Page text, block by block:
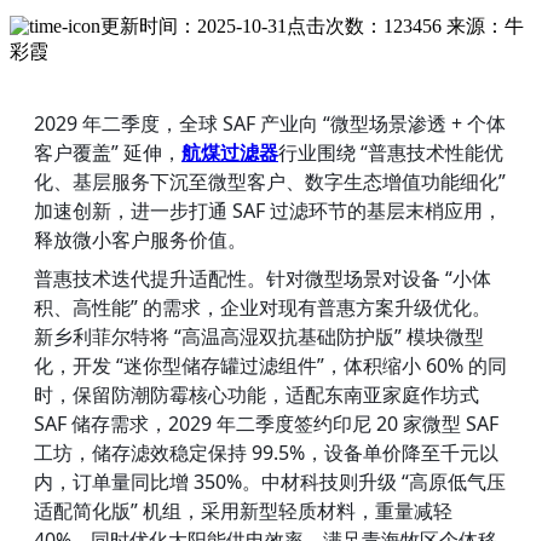
更新时间：2025-10-31 点击次数：123456 来源：牛
彩霞
2029 年二季度，全球 SAF 产业向 “微型场景渗透 + 个体
客户覆盖” 延伸， 航煤过滤器行业围绕 “普惠技术性能优
化、基层服务下沉至微型客户、数字生态增值功能细化”
加速创新，进一步打通 SAF 过滤环节的基层末梢应用，
释放微小客户服务价值。
普惠技术迭代提升适配性。针对微型场景对设备 “小体
积、高性能” 的需求，企业对现有普惠方案升级优化。
新乡利菲尔特将 “高温高湿双抗基础防护版” 模块微型
化，开发 “迷你型储存罐过滤组件”，体积缩小 60% 的同
时，保留防潮防霉核心功能，适配东南亚家庭作坊式
SAF 储存需求，2029 年二季度签约印尼 20 家微型 SAF
工坊，储存滤效稳定保持 99.5%，设备单价降至千元以
内，订单量同比增 350%。中材科技则升级 “高原低气压
适配简化版” 机组，采用新型轻质材料，重量减轻